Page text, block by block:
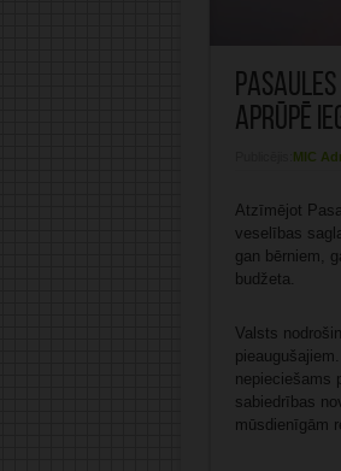
aprūpē
MIC
Atzīmējot
veselības
gan bērniem,
budžeta.
Valsts
nepieciešams
sabiedrības
mūsdienīgām